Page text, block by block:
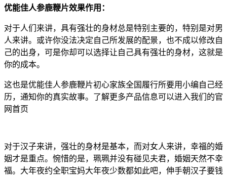
优能佳人参鹿鞭片效果作用：
对于人们来讲，具有强壮的身材总是特别主要的，特别是对男
人来讲。或许你没法决定自己所发展的配景，也不成以修改自
己的出身，可是你却可以选择让自己具有强壮的身材，这就是
你的成本。
这也是优能佳人参鹿鞭片初心家族全国履行所要用小编自己经
历，通知你的真实故事。了解更多产品信息可以进入我们的官
网首页
对于汉子来讲，强壮的身材是基本，而对女人来讲，幸福的婚
姻才是重点。惋惜的是，珮珮并没有碰见夫君，婚姻天然不幸
福。大年夜约全职宝妈大年夜少数都如此吧，伸手朝汉子要钱